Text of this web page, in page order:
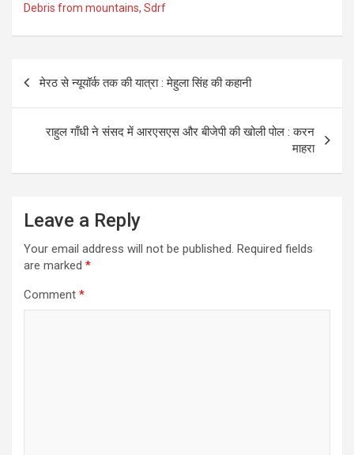
Debris from mountains, Sdrf
Post
navigation
मेरठ से न्यूयॉर्क तक की यात्रा : मेहुला सिंह की कहानी
राहुल गाँधी ने संसद में आरएसएस और बीजेपी की खोली पोल : करन
माहरा
Leave a Reply
Your email address will not be published. Required fields
are marked *
Comment *